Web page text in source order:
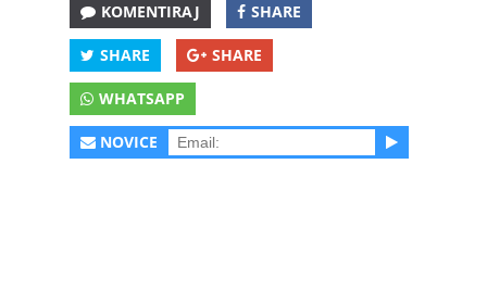
KOMENTIRAJ SHARE
SHARE SHARE
WHATSAPP
NOVICE